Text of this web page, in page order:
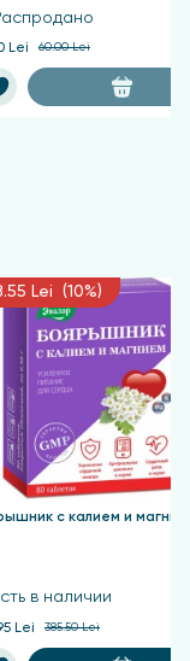
Lei 60.00 Lei
Lei (10%)
с калием и
в наличии
Lei 385.50 Lei